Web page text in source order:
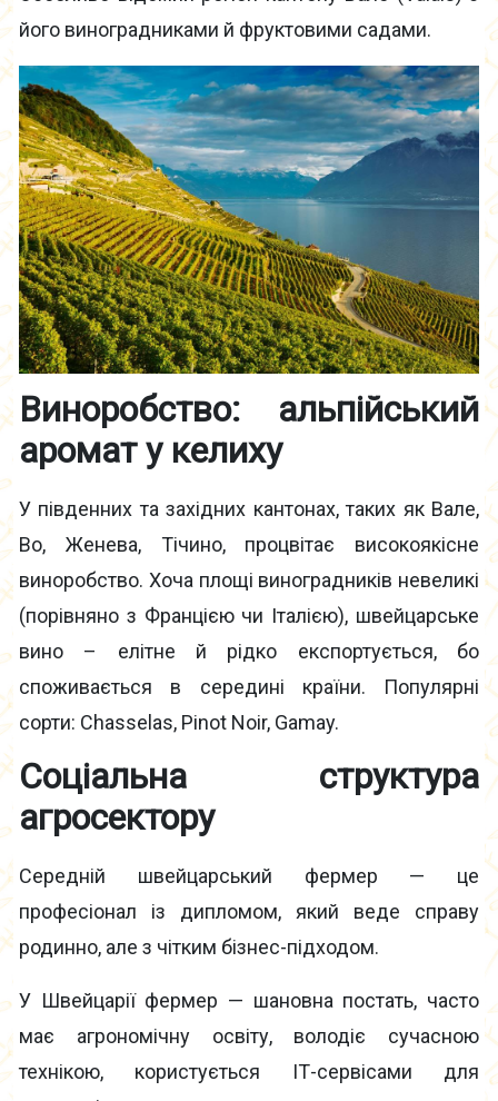
його виноградниками й фруктовими садами.
Виноробство: альпійський
аромат у келиху
У південних та західних кантонах, таких як Вале,
Во, Женева, Тічино, процвітає високоякісне
виноробство. Хоча площі виноградників невеликі
(порівняно з Францією чи Італією), швейцарське
вино – елітне й рідко експортується, бо
споживається в середині країни. Популярні
сорти: Chasselas, Pinot Noir, Gamay.
Соціальна структура
агросектору
Середній швейцарський фермер — це
професіонал із дипломом, який веде справу
родинно, але з чітким бізнес-підходом.
У Швейцарії фермер — шановна постать, часто
має агрономічну освіту, володіє сучасною
технікою, користується ІТ-сервісами для